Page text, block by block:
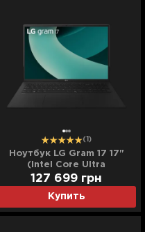
(1)
Ноутбук LG Gram 17 17"
(Intel Core Ultra
7/32GB/2TB (SSD)/Intel
Arc) (17Z90TL-H.AUB6U13)
(Standard)
Купить
127 699 грн